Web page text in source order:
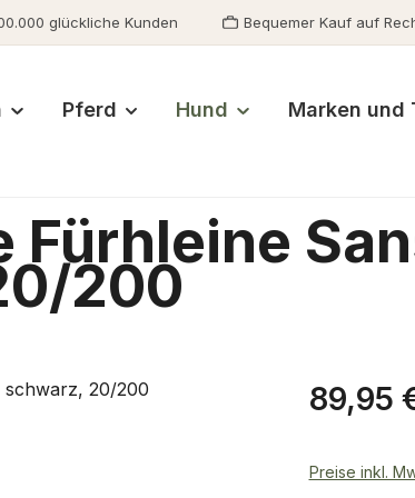
glückliche Kunden Bequemer Kauf auf
Pferd Hund Marken und
Fürhleine
200
Regulärer
89,95
Preise inkl.